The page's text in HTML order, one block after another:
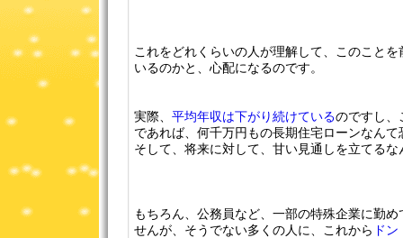
これをどれくらいの人が理解して、このこと
いるのかと、心配になるのです。
実際、 平均年収は下がり続けているのですし、
であれば、何千万円もの長期住宅ローンなん
そして、将来に対して、甘い見通しを立てる
もちろん、公務員など、一部の特殊企業に勤
せんが、そうでない多くの人に、これから ド